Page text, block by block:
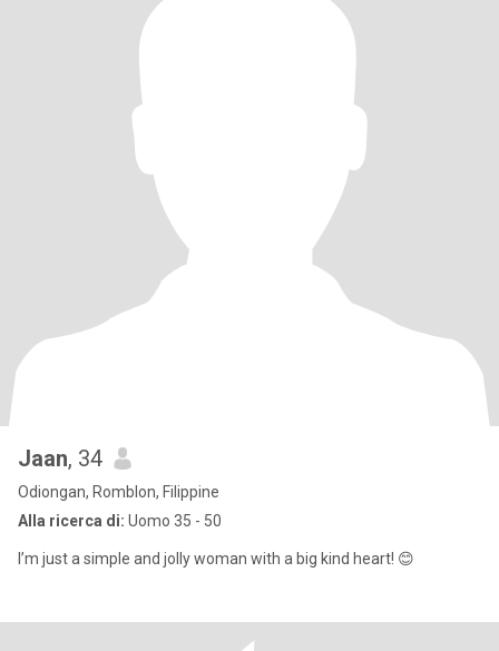
Jaan, 34
Odiongan, Romblon, Filippine
Alla ricerca di: Uomo 35 - 50
I’m just a simple and jolly woman with a big kind heart! 😊